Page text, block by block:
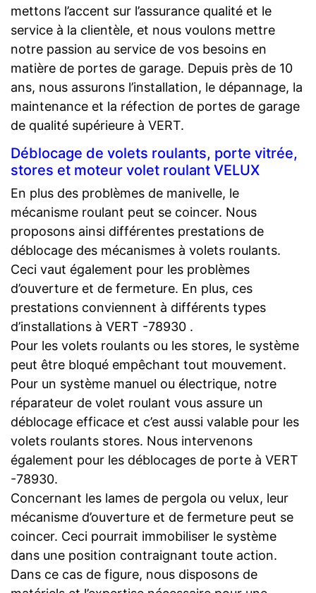
mettons l’accent sur l’assurance qualité et le
service à la clientèle, et nous voulons mettre
notre passion au service de vos besoins en
matière de portes de garage. Depuis près de 10
ans, nous assurons l’installation, le dépannage, la
maintenance et la réfection de portes de garage
de qualité supérieure à VERT.
Déblocage de volets roulants, porte vitrée,
stores et moteur volet roulant VELUX
En plus des problèmes de manivelle, le
mécanisme roulant peut se coincer. Nous
proposons ainsi différentes prestations de
déblocage des mécanismes à volets roulants.
Ceci vaut également pour les problèmes
d’ouverture et de fermeture. En plus, ces
prestations conviennent à différents types
d’installations à VERT -78930 .
Pour les volets roulants ou les stores, le système
peut être bloqué empêchant tout mouvement.
Pour un système manuel ou électrique, notre
réparateur de volet roulant vous assure un
déblocage efficace et c’est aussi valable pour les
volets roulants stores. Nous intervenons
également pour les déblocages de porte à VERT
-78930.
Concernant les lames de pergola ou velux, leur
mécanisme d’ouverture et de fermeture peut se
coincer. Ceci pourrait immobiliser le système
dans une position contraignant toute action.
Dans ce cas de figure, nous disposons de